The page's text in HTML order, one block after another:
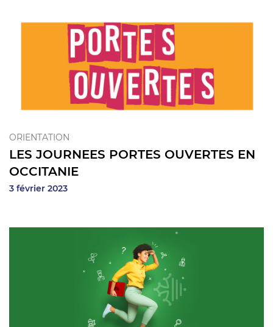
ORIENTATION
LES JOURNEES PORTES OUVERTES EN
OCCITANIE
3 février 2023